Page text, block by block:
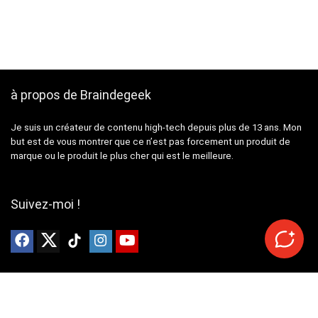
à propos de Braindegeek
Je suis un créateur de contenu high-tech depuis plus de 13 ans. Mon
but est de vous montrer que ce n’est pas forcement un produit de
marque ou le produit le plus cher qui est le meilleure.
Suivez-moi !